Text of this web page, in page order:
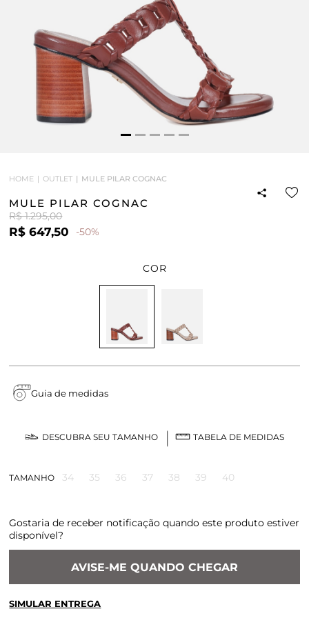
HOME OUTLET MULE PILAR COGNAC
MULE PILAR COGNAC
R$ 1.295,00
R$ 647,50 -50%
COR
Guia de medidas
DESCUBRA SEU TAMANHO TABELA DE MEDIDAS
TAMANHO 34 35 36 37 38 39 40
Gostaria de receber notificação quando este produto estiver
disponível?
AVISE-ME QUANDO CHEGAR
SIMULAR ENTREGA